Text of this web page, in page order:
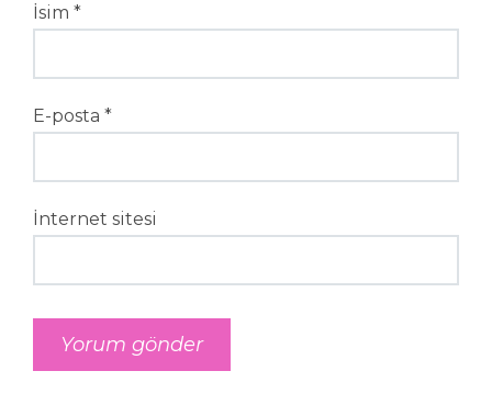
İsim *
E-posta *
İnternet sitesi